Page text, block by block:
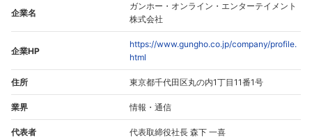
企業名
ガンホー・オンライン・エンターテイメント
株式会社
企業HP
https://www.gungho.co.jp/company/profile.
html
住所 東京都千代田区丸の内1丁目11番1号
業界 情報・通信
代表者 代表取締役社長 森下 一喜